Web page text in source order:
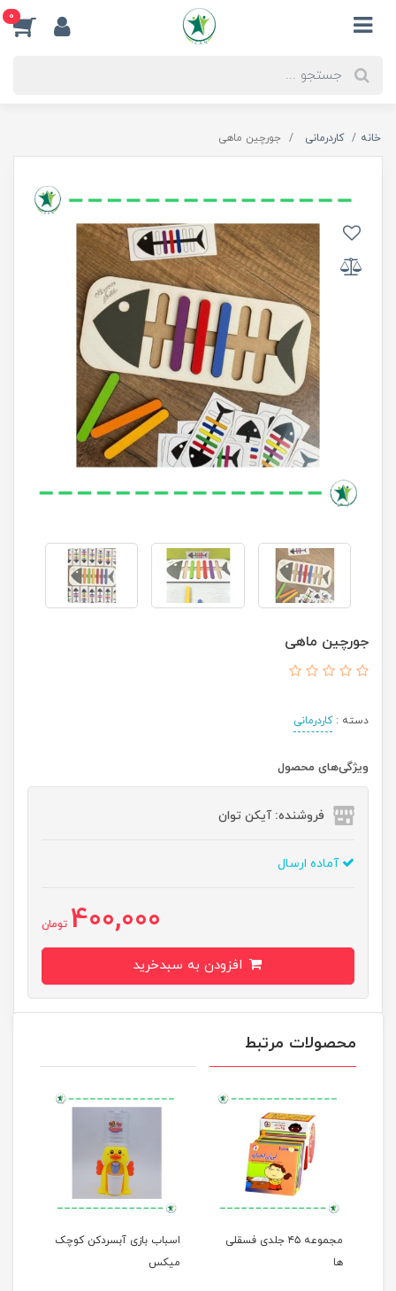
0
خانه کاردرمانی جورچین ماهی
جورچین ماهی
دسته :کاردرمانی
ویژگی‌های محصول
فروشنده: آیکن توان
آماده ارسال
400,000 تومان
محصولات مرتبط
مجموعه ۴۵ جلدی فسقلی
ها
اسباب بازی آبسردکن کوچک
میکس